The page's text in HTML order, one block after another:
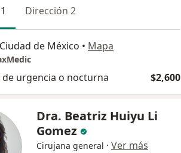
Dirección 2
de México • Mapa
de urgencia o nocturna $2,600
Dra. Beatriz Huiyu Li
Gomez
Cirujana general · Ver más